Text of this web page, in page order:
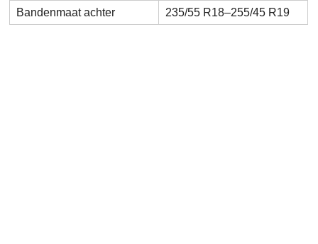
Bandenmaat achter 235/55 R18–255/45 R19